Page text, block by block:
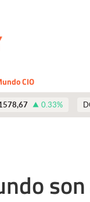
CIO
0.33%